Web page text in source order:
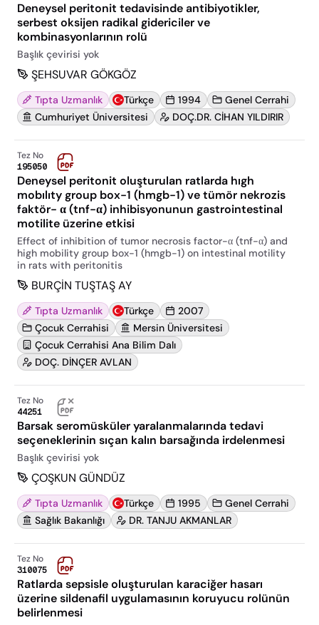
Deneysel peritonit tedavisinde antibiyotikler,
serbest oksijen radikal gidericiler ve
kombinasyonlarının rolü
Başlık çevirisi yok
ŞEHSUVAR GÖKGÖZ
Tıpta Uzmanlık Türkçe 1994
Genel Cerrahi
Cumhuriyet Üniversitesi
DOÇ.DR. CİHAN YILDIRIR
Tez No
195050
Deneysel peritonit oluşturulan ratlarda hıgh
mobılıty group box-1 (hmgb-1) ve tümör nekrozis
faktör- α (tnf-α) inhibisyonunun gastrointestinal
motilite üzerine etkisi
Effect of inhibition of tumor necrosis factor-α (tnf-α) and
high mobility group box-1 (hmgb-1) on intestinal motility
in rats with peritonitis
BURÇİN TUŞTAŞ AY
Tıpta Uzmanlık Türkçe
2007
Çocuk Cerrahisi
Mersin Üniversitesi
Çocuk Cerrahisi Ana Bilim Dalı
DOÇ. DİNÇER AVLAN
Tez No
44251
Barsak seromüsküler yaralanmalarında tedavi
seçeneklerinin sıçan kalın barsağında irdelenmesi
Başlık çevirisi yok
ÇOŞKUN GÜNDÜZ
Tıpta Uzmanlık Türkçe 1995
Genel Cerrahi
Sağlık Bakanlığı
DR. TANJU AKMANLAR
Tez No
310075
Ratlarda sepsisle oluşturulan karaciğer hasarı
üzerine sildenafil uygulamasının koruyucu rolünün
belirlenmesi